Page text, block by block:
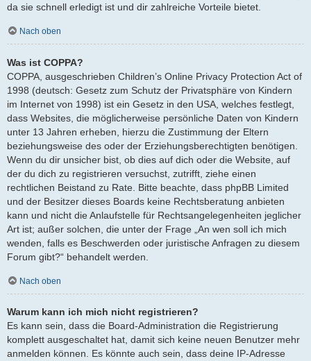
da sie schnell erledigt ist und dir zahlreiche Vorteile bietet.
Nach oben
Was ist COPPA?
COPPA, ausgeschrieben Children’s Online Privacy Protection Act of
1998 (deutsch: Gesetz zum Schutz der Privatsphäre von Kindern
im Internet von 1998) ist ein Gesetz in den USA, welches festlegt,
dass Websites, die möglicherweise persönliche Daten von Kindern
unter 13 Jahren erheben, hierzu die Zustimmung der Eltern
beziehungsweise des oder der Erziehungsberechtigten benötigen.
Wenn du dir unsicher bist, ob dies auf dich oder die Website, auf
der du dich zu registrieren versuchst, zutrifft, ziehe einen
rechtlichen Beistand zu Rate. Bitte beachte, dass phpBB Limited
und der Besitzer dieses Boards keine Rechtsberatung anbieten
kann und nicht die Anlaufstelle für Rechtsangelegenheiten jeglicher
Art ist; außer solchen, die unter der Frage „An wen soll ich mich
wenden, falls es Beschwerden oder juristische Anfragen zu diesem
Forum gibt?“ behandelt werden.
Nach oben
Warum kann ich mich nicht registrieren?
Es kann sein, dass die Board-Administration die Registrierung
komplett ausgeschaltet hat, damit sich keine neuen Benutzer mehr
anmelden können. Es könnte auch sein, dass deine IP-Adresse